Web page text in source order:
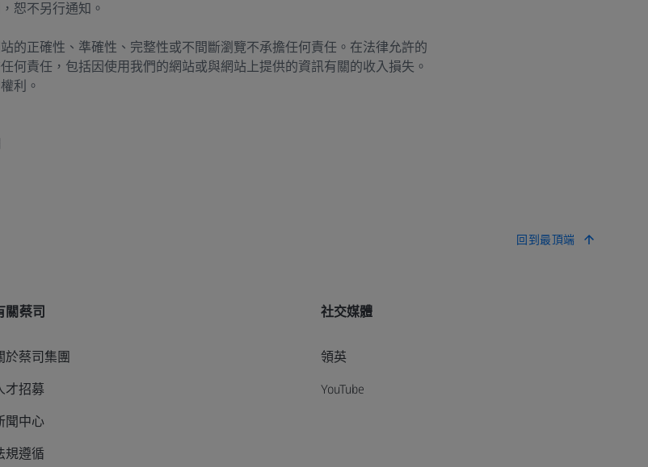
恕不另行通知。
的正確性、準確性、完整性或不間斷瀏覽不承擔任何責任。在法律允許的
何責任，包括因使用我們的網站或與網站上提供的資訊有關的收入損失。
利。
回到最頂端
關蔡司
於蔡司集團
才招募
聞中心
規遵循
社交媒體
領英
YouTube